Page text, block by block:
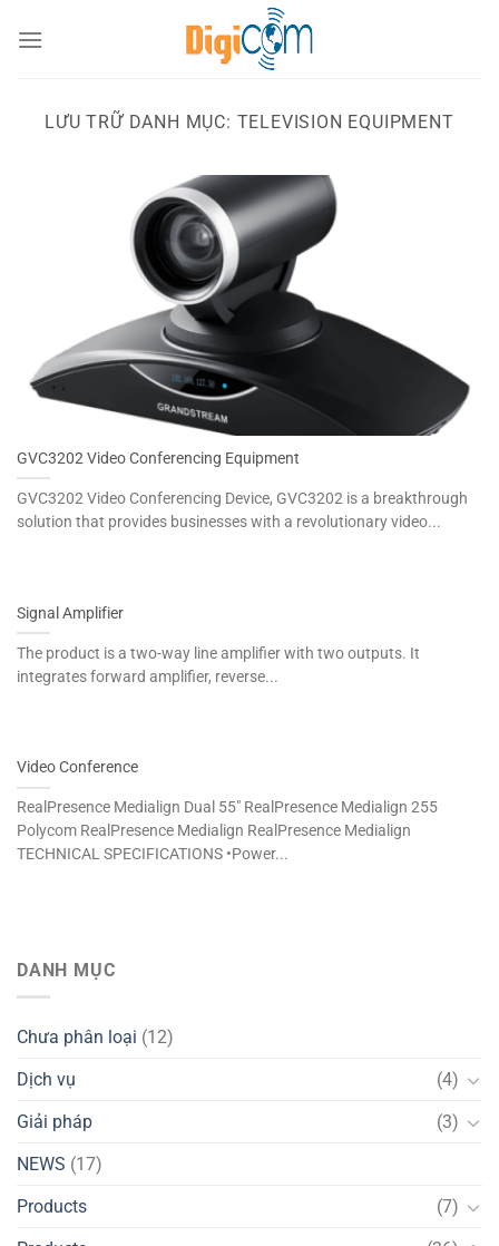
đến
LƯU TRỮ DANH MỤC: TELEVISION EQUIPMENT
GVC3202 Video Conferencing Equipment
GVC3202 Video Conferencing Device, GVC3202 is a breakthrough
solution that provides businesses with a revolutionary video...
Signal Amplifier
The product is a two-way line amplifier with two outputs. It
integrates forward amplifier, reverse...
Video Conference
RealPresence Medialign Dual 55″ RealPresence Medialign 255
Polycom RealPresence Medialign RealPresence Medialign
TECHNICAL SPECIFICATIONS •Power...
DANH MỤC
Chưa phân loại (12)
Dịch vụ
(4)
Giải pháp
(3)
NEWS (17)
Products
(7)